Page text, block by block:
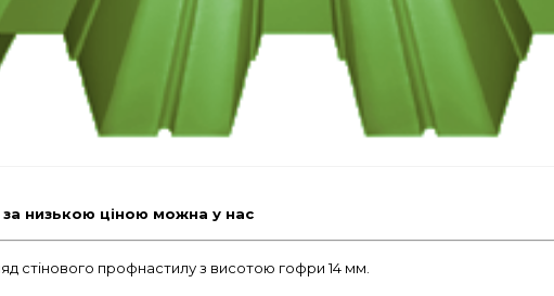
низькою ціною можна у нас
стінового профнастилу з висотою гофри 14 мм.